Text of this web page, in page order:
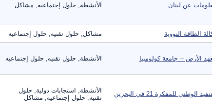
عن لبنان الأنشطة, حلول إجتماعيه, مشاكل
الطاقة النووية مشاكل, حلول تقنيه, حلول إجتماعيه
الأرض -- جامعة كولومبيا الأنشطة, حلول تقنيه, حلول إجتماعيه
الوطني للمفكرة 21 في البحرين
الأنشطة, استجابات دولية, حلول
تقنيه, حلول إجتماعيه, مشاكل